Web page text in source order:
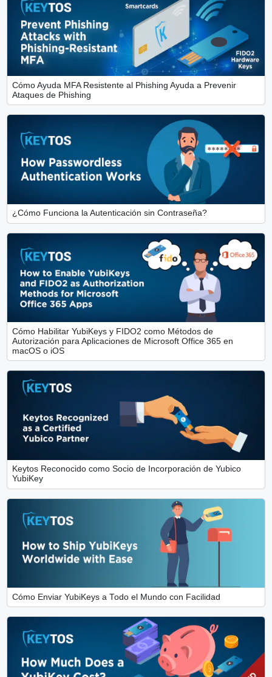
Cómo Ayuda MFA Resistente al Phishing Ayuda a Prevenir
Ataques de Phishing
¿Cómo Funciona la Autenticación sin Contraseña?
Cómo Habilitar YubiKeys y FIDO2 como Métodos de
Autorización para Aplicaciones de Microsoft Office 365 en
macOS o iOS
Keytos Reconocido como Socio de Incorporación de Yubico
YubiKey
Cómo Enviar YubiKeys a Todo el Mundo con Facilidad